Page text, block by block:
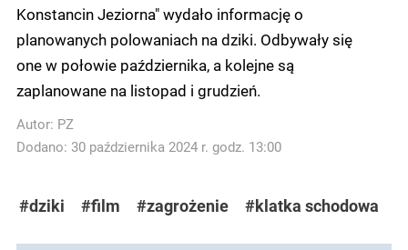
Konstancin Jeziorna" wydało informację o
planowanych polowaniach na dziki. Odbywały się
one w połowie października, a kolejne są
zaplanowane na listopad i grudzień.
Autor: PZ
Dodano: 30 października 2024 r. godz. 13:00
#dziki #film #zagrożenie #klatka schodowa